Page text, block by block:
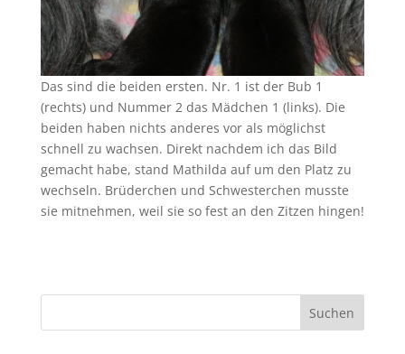
Das sind die beiden ersten. Nr. 1 ist der Bub 1
(rechts) und Nummer 2 das Mädchen 1 (links). Die
beiden haben nichts anderes vor als möglichst
schnell zu wachsen. Direkt nachdem ich das Bild
gemacht habe, stand Mathilda auf um den Platz zu
wechseln. Brüderchen und Schwesterchen musste
sie mitnehmen, weil sie so fest an den Zitzen hingen!